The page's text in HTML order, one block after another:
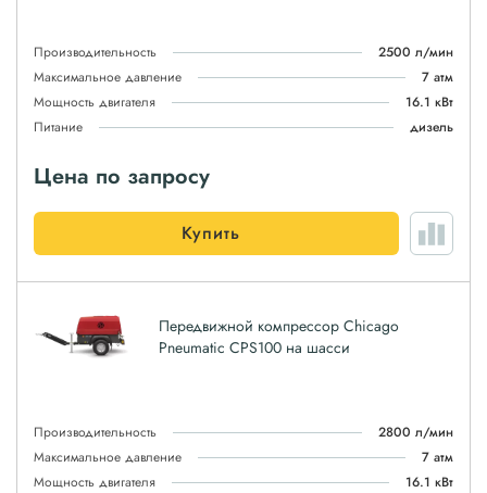
Производительность
2500 л/мин
Максимальное давление
7 атм
Мощность двигателя
16.1 кВт
Питание
дизель
Цена по запросу
Купить
Передвижной компрессор Chicago
Pneumatic CPS100 на шасси
Производительность
2800 л/мин
Максимальное давление
7 атм
Мощность двигателя
16.1 кВт